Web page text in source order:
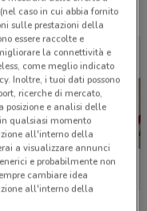
caso in cui abbia fornito
sulle prestazioni della
essere raccolte e
la connettività e
come meglio indicato
Inoltre, i tuoi dati possono
ricerche di mercato,
posizione e analisi delle
qualsiasi momento
all'interno della
a visualizzare annunci
e probabilmente non
cambiare idea
all'interno della